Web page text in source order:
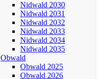
Nidwald 2030
Nidwald 2031
Nidwald 2032
Nidwald 2033
Nidwald 2034
Nidwald 2035
Obwald
Obwald 2025
Obwald 2026